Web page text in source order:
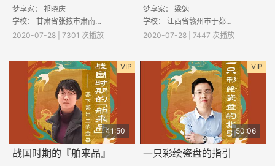
梦享家： 祁晓庆
学校： 甘肃省张掖市肃南县大泉沟中心小学
2020-07-28 | 7301 次播放
梦享家： 梁勉
学校： 江西省赣州市于都县银坑镇洋迳小学
2020-07-28 | 7447 次播放
VIP
41:50
战国时期的『舶来品』
VIP
50:06
一只彩绘瓷盘的指引